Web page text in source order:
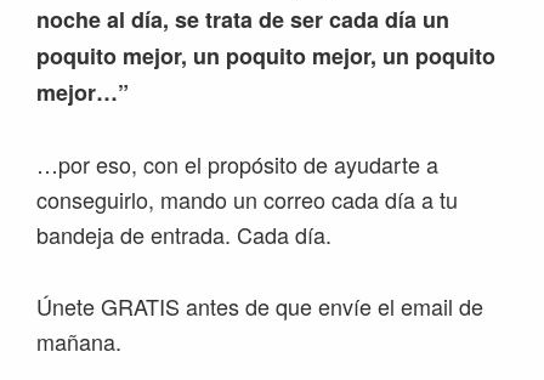
noche al día, se trata de ser cada día un
poquito mejor, un poquito mejor, un poquito
mejor…”
…por eso, con el propósito de ayudarte a
conseguirlo, mando un correo cada día a tu
bandeja de entrada. Cada día.
Únete GRATIS antes de que envíe el email de
mañana.